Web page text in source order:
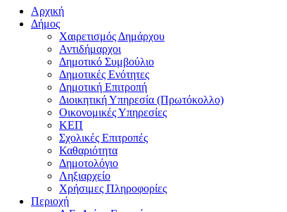
Αρχική
Δήμος
Χαιρετισμός Δημάρχου
Αντιδήμαρχοι
Δημοτικό Συμβούλιο
Δημοτικές Ενότητες
Δημοτική Επιτροπή
Διοικητική Υπηρεσία (Πρωτόκολλο)
Οικονομικές Υπηρεσίες
ΚΕΠ
Σχολικές Επιτροπές
Καθαριότητα
Δημοτολόγιο
Ληξιαρχείο
Χρήσιμες Πληροφορίες
Περιοχή